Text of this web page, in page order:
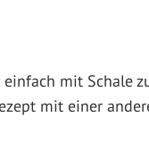
mit Schale
mit einer